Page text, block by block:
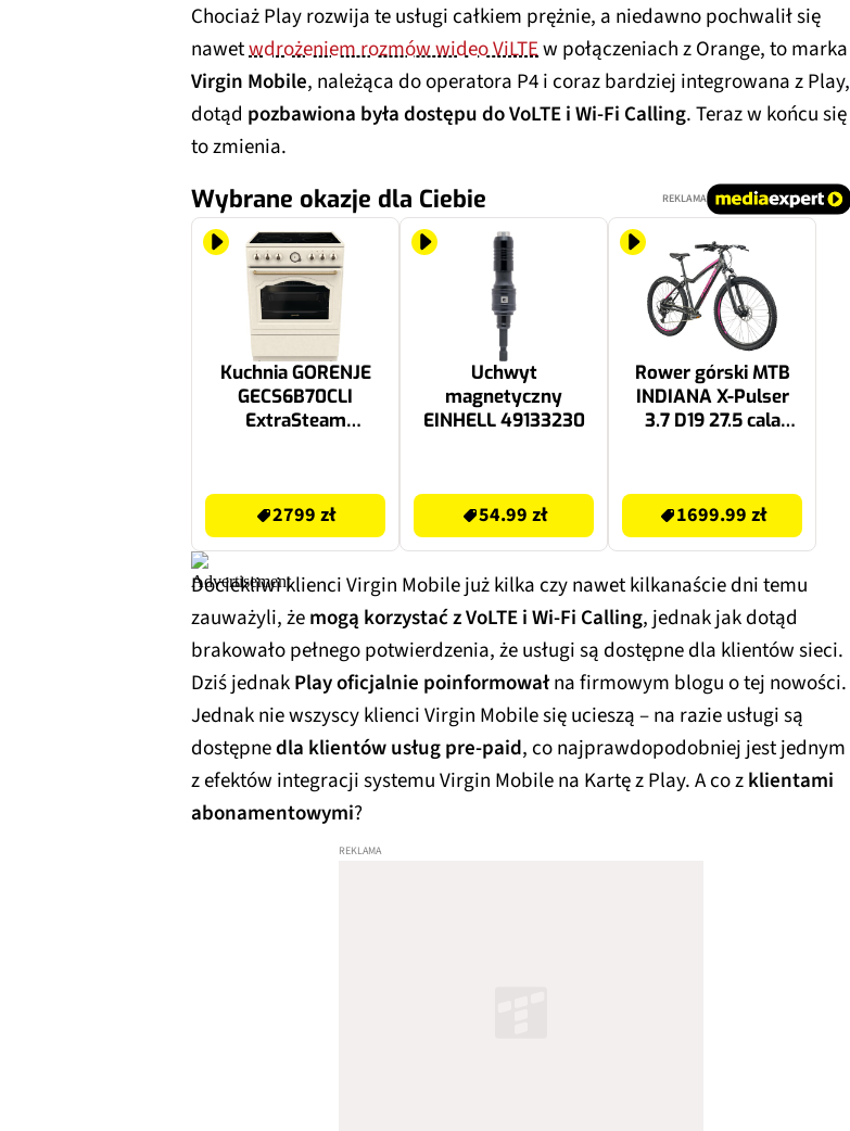
Chociaż Play rozwija te usługi całkiem prężnie, a niedawno pochwalił się
nawetwdrożeniem rozmów wideo ViLTEw połączeniach z Orange, to marka
Virgin Mobile, należąca do operatora P4 i coraz bardziej integrowana z Play,
dotąd pozbawiona była dostępu do VoLTE i Wi-Fi Calling. Teraz w końcu się
to zmienia.
Wybrane okazje dla Ciebie REKLAMA
Kuchnia GORENJE
GECS6B70CLI
ExtraSteam
2799 zł
Uchwyt
magnetyczny
EINHELL 49133230
54.99 zł
Rower górski MTB
INDIANA X-Pulser
3.7 D19 27.5 cala
1699.99 zł
Dociekliwi klienci Virgin Mobile już kilka czy nawet kilkanaście dni temu
zauważyli, żemogą korzystać z VoLTE i Wi-Fi Calling, jednak jak dotąd
brakowało pełnego potwierdzenia, że usługi są dostępne dla klientów sieci.
Dziś jednakPlay oficjalnie poinformowałna firmowym blogu o tej nowości.
Jednak nie wszyscy klienci Virgin Mobile się ucieszą – na razie usługi są
dostępnedla klientów usług pre-paid, co najprawdopodobniej jest jednym
z efektów integracji systemu Virgin Mobile na Kartę z Play. A co zklientami
abonamentowymi?